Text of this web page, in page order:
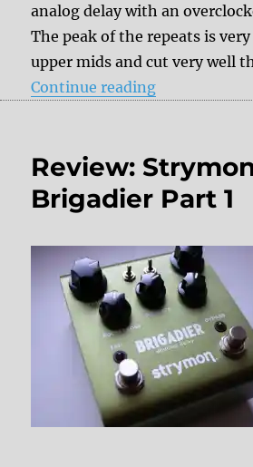
analog delay with an
The peak of the repeats is
upper mids and cut very well
Continue reading“Review:
Review:
Brigadier Part 1